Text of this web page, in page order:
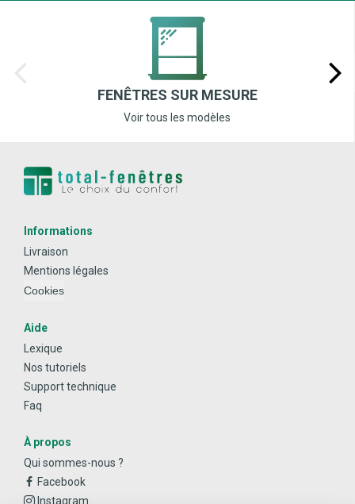
FENÊTRES SUR MESURE
Voir tous les modèles
Informations
Livraison
Mentions légales
Cookies
Aide
Lexique
Nos tutoriels
Support technique
Faq
À propos
Qui sommes-nous ?
Facebook
Instagram